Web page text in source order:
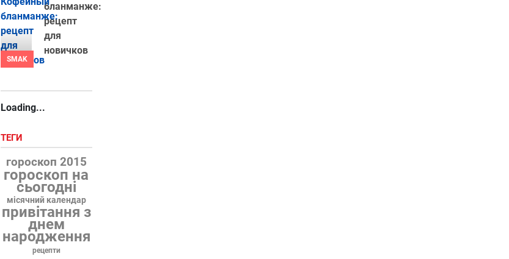
SMAK
бланманже:
рецепт
для
новичков
Loading...
ТЕГИ
гороскоп 2015
гороскоп на
сьогодні
місячний календар
привітання з
днем
народження
рецепти